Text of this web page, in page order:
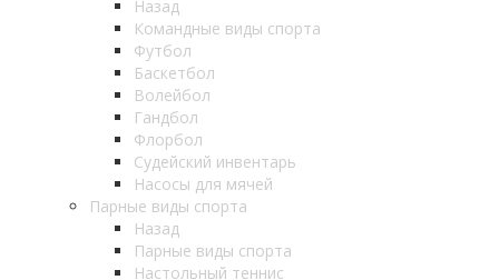
Назад
Командные виды спорта
Футбол
Баскетбол
Волейбол
Гандбол
Флорбол
Судейский инвентарь
Насосы для мячей
Парные виды спорта
Назад
Парные виды спорта
Настольный теннис